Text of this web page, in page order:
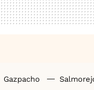
Gazpacho